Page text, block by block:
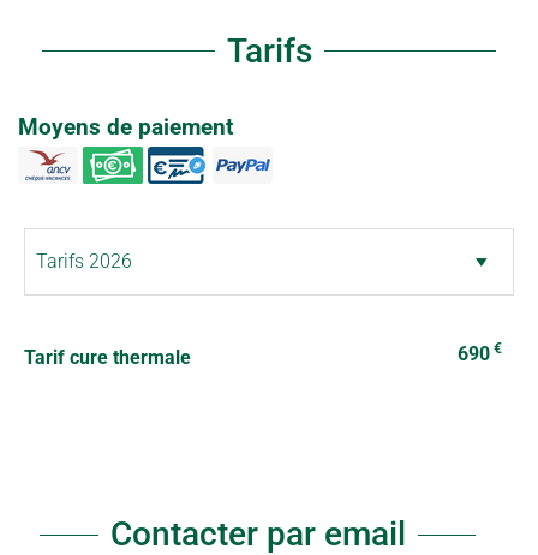
Tarifs
Moyens de paiement
Tarif cure thermale 690 €
Contacter par email